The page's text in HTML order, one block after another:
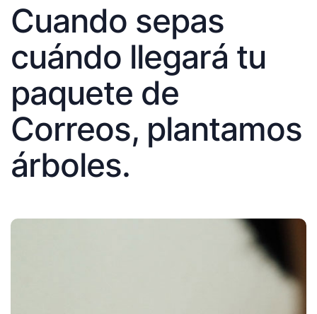
Cuando sepas
cuándo llegará tu
paquete de
Correos, plantamos
árboles.